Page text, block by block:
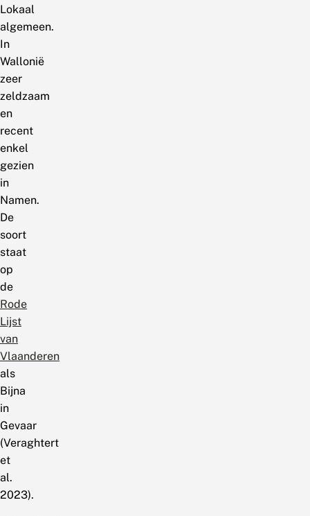
Lokaal
algemeen.
In
Wallonië
zeer
zeldzaam
en
recent
enkel
gezien
in
Namen.
De
soort
staat
op
de
Rode
Lijst
van
Vlaanderen
als
Bijna
in
Gevaar
(Veraghtert
et
al.
2023).